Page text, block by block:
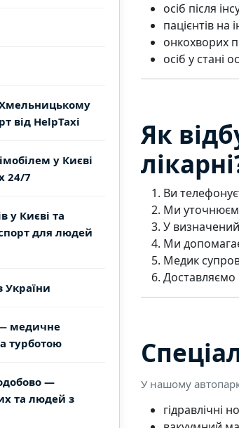
від HelpTaxi
у Києві
24/7
у Києві та
для людей
України
— медичне
турботою
—
та людей з
осіб після
пацієнтів на
онкохворих
осіб у стані
Як
Ви
Ми
У
Ми
Медик
Доставляємо
У нашому
гідравлічні